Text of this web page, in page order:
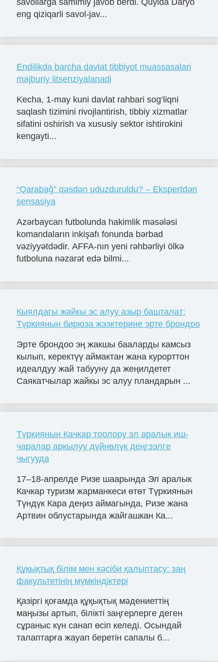
eng qiziqarli savol-jav...
Endilikda barcha davlat tibbiyot muassasalari
majburiy litsenziyalanadi
Kecha, 1-may kuni davlat rahbari sog‘liqni
saqlash tizimini rivojlantirish, tibbiy xizmatlar
sifatini oshirish va xususiy sektor ishtirokini
kengayti...
“Qarabağ” qəsdən uduzduruldu? – Ekspertdən
sensasiya
Azərbaycan futbolunda hakimlik məsələsi
komandaların inkişafı fonunda bərbad
vəziyyətdədir. AFFA-nın yeni rəhbərliyi ölkə
futboluna nəzarət edə bilmi...
Кыялдагы жайкы эс алуу азыр башталат:
Түркиянын бирюза жээктерине эрте брондоо
Эрте брондоо эң жакшы бааларды камсыз
кылып, керектүү аймактан жана курорттон
идеалдуу жай табууну да жеңилдетет
Саякатчылар жайкы эс алуу пландарын ...
Түркиянын Качкар тоолору эл аралык иш-
чаралар аркылуу дүйнөлүк деңгээлге
чыгууда
17–18-апрелде Ризе шаарында Эл аралык
Качкар туризм жарманкеси өтөт Түркиянын
Түндүк Кара деңиз аймагында, Ризе жана
Артвин облустарында жайгашкан Ка...
Құқықтық білім мен кәсіби қалыптасу: заң
факультетінің мүмкіндіктері
Қазіргі қоғамда құқықтық мәдениеттің
маңызы артып, білікті заңгерлерге деген
сұраныс күн санап өсіп келеді. Осындай
талаптарға жауап беретін сапалы б...